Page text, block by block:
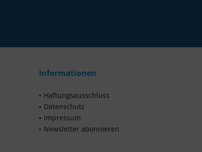
Informationen
Haftungsausschluss
Datenschutz
Impressum
Newsletter abonnieren